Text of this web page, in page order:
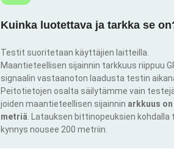
Kuinka luotettava ja tarkka se
Testit suoritetaan käyttäjien laitteilla.
Maantieteellisen sijainnin tarkkuus riippuu
signaalin vastaanoton laadusta testin
Peitotietojen osalta säilytämme vain
joiden maantieteellisen sijainnin arkkuus on
metriä . Latauksen bittinopeuksien kohdalla
kynnys nousee 200 metriin.